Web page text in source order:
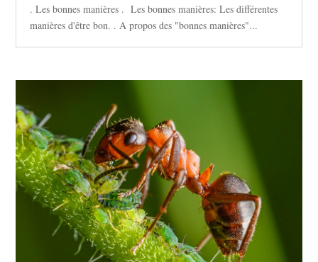
. Les bonnes manières . Les bonnes manières: Les différentes
manières d'être bon. . A propos des "bonnes manières"...